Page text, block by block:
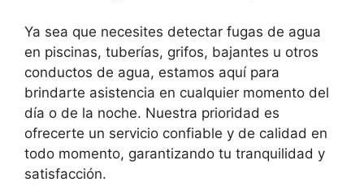
Ya sea que necesites detectar fugas de agua
en piscinas, tuberías, grifos, bajantes u otros
conductos de agua, estamos aquí para
brindarte asistencia en cualquier momento del
día o de la noche. Nuestra prioridad es
ofrecerte un servicio confiable y de calidad en
todo momento, garantizando tu tranquilidad y
satisfacción.